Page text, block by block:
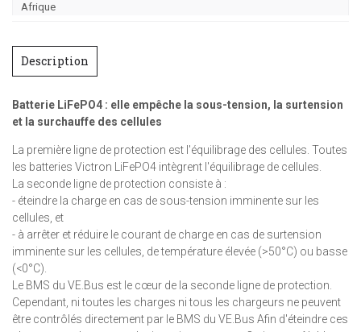
Afrique
Description
Batterie LiFePO4 : elle empêche la sous-tension, la surtension
et la surchauffe des cellules
La première ligne de protection est l'équilibrage des cellules. Toutes
les batteries Victron LiFePO4 intègrent l'équilibrage de cellules.
La seconde ligne de protection consiste à :
- éteindre la charge en cas de sous-tension imminente sur les
cellules, et
- à arrêter et réduire le courant de charge en cas de surtension
imminente sur les cellules, de température élevée (>50°C) ou basse
(<0°C).
Le BMS du VE.Bus est le cœur de la seconde ligne de protection.
Cependant, ni toutes les charges ni tous les chargeurs ne peuvent
être contrôlés directement par le BMS du VE.Bus Afin d'éteindre ces